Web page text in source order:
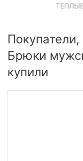
Брюки
купили